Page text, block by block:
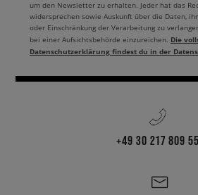
um den Newsletter zu erhalten. Jeder hat das
widersprechen sowie Auskunft über die Daten,
oder Einschränkung der Verarbeitung zu
bei einer Aufsichtsbehörde einzureichen. Die
Datenschutzerklärung findest du in der
+49 30 217 809 55